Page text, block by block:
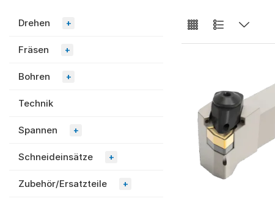
Drehen +
Fräsen +
Bohren +
Technik
Spannen +
Schneideinsätze +
Zubehör/Ersatzteile +